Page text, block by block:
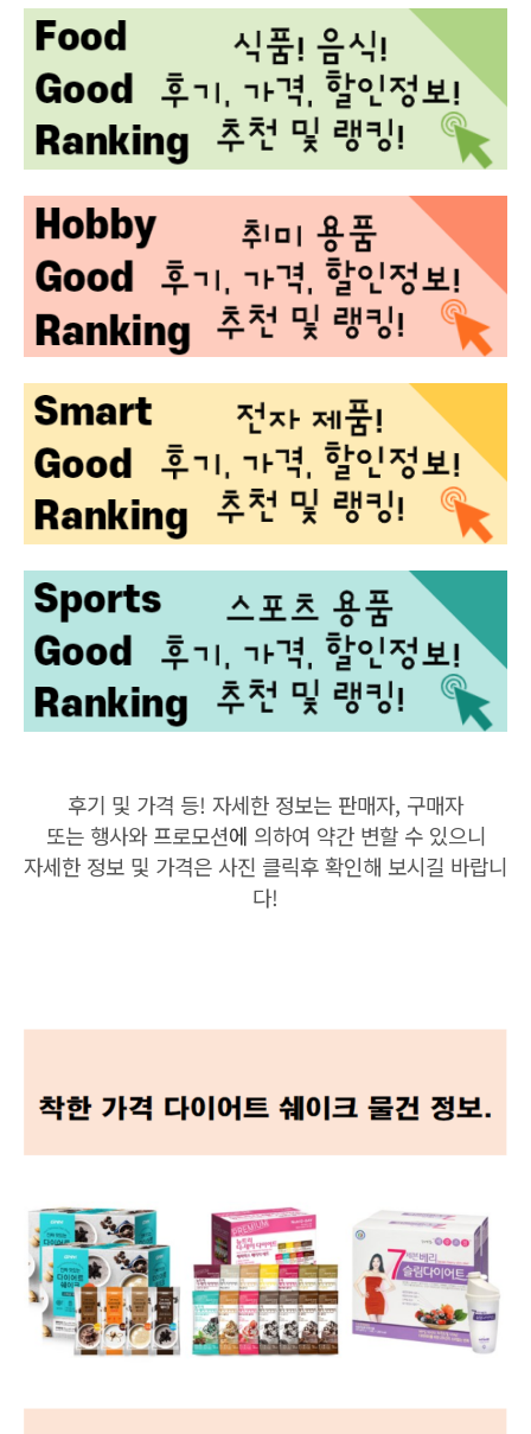
후기 및 가격 등! 자세한 정보는 판매자, 구매자
또는 행사와 프로모션에 의하여 약간 변할 수 있으니
자세한 정보 및 가격은 사진 클릭후 확인해 보시길 바랍니
다!